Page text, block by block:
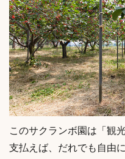
このサクランボ園は「観
支払えば、だれでも自由